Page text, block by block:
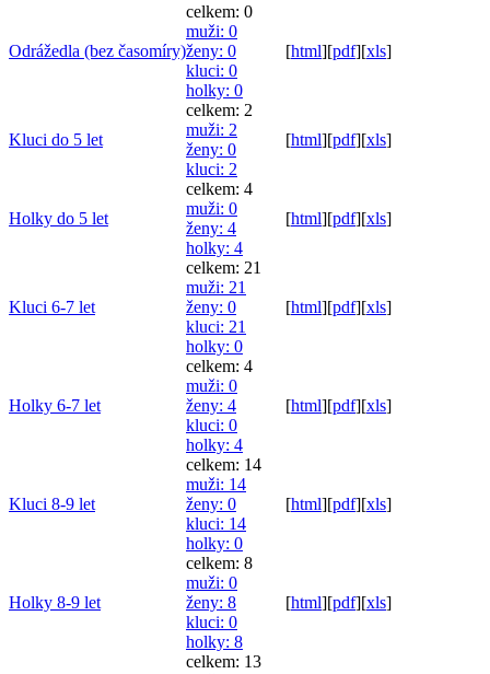
Odrážedla (bez časomíry)
celkem: 0
muži: 0
ženy: 0
kluci: 0
holky: 0
[html][pdf][xls]
Kluci do 5 let
celkem: 2
muži: 2
ženy: 0
kluci: 2
[html][pdf][xls]
Holky do 5 let
celkem: 4
muži: 0
ženy: 4
holky: 4
[html][pdf][xls]
Kluci 6-7 let
celkem: 21
muži: 21
ženy: 0
kluci: 21
holky: 0
[html][pdf][xls]
Holky 6-7 let
celkem: 4
muži: 0
ženy: 4
kluci: 0
holky: 4
[html][pdf][xls]
Kluci 8-9 let
celkem: 14
muži: 14
ženy: 0
kluci: 14
holky: 0
[html][pdf][xls]
Holky 8-9 let
celkem: 8
muži: 0
ženy: 8
kluci: 0
holky: 8
[html][pdf][xls]
celkem: 13